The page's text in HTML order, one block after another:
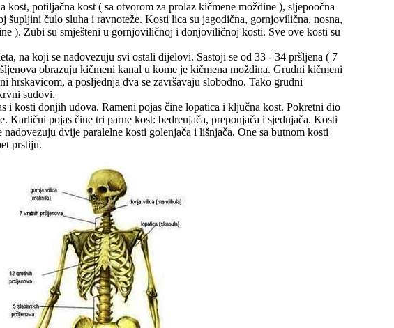
potiljačna kost ( sa otvorom za prolaz kičmene moždine ), sljepoočna
šupljini čulo sluha i ravnoteže. Kosti lica su jagodična, gornjovilična, nosna,
). Zubi su smješteni u gornjoviličnoj i donjoviličnoj kosti. Sve ove kosti su
na koji se nadovezuju svi ostali dijelovi. Sastoji se od 33 - 34 pršljena ( 7
obrazuju kičmeni kanal u kome je kičmena moždina. Grudni kičmeni
hrskavicom, a posljednja dva se završavaju slobodno. Tako grudni
sudovi.
i kosti donjih udova. Rameni pojas čine lopatica i ključna kost. Pokretni dio
Karlični pojas čine tri parne kost: bedrenjača, preponjača i sjednjača. Kosti
dvije paralelne kosti golenjača i lišnjača. One sa butnom kosti
prstiju.